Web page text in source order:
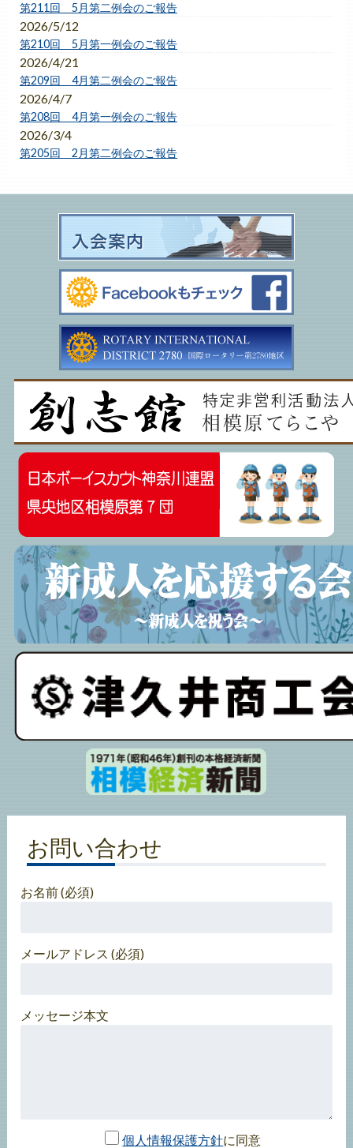
第211回 5月第二例会のご報告
2026/5/12
第210回 5月第一例会のご報告
2026/4/21
第209回 4月第二例会のご報告
2026/4/7
第208回 4月第一例会のご報告
2026/3/4
第205回 2月第二例会のご報告
お問い合わせ
お名前 (必須)
メールアドレス (必須)
メッセージ本文
個人情報保護方針に同意